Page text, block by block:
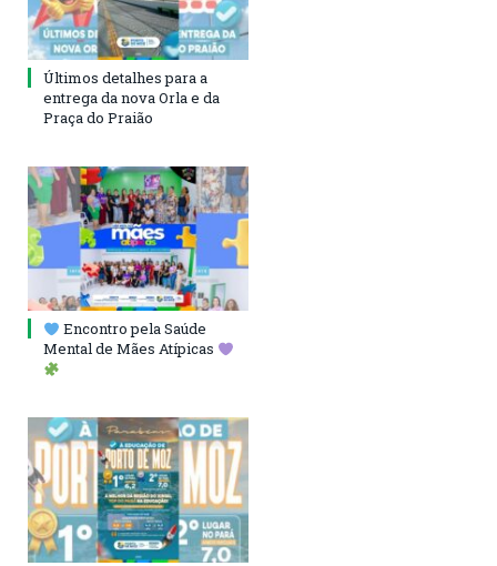
Últimos detalhes para a
entrega da nova Orla e da
Praça do Praião
Encontro pela Saúde
Mental de Mães Atípicas